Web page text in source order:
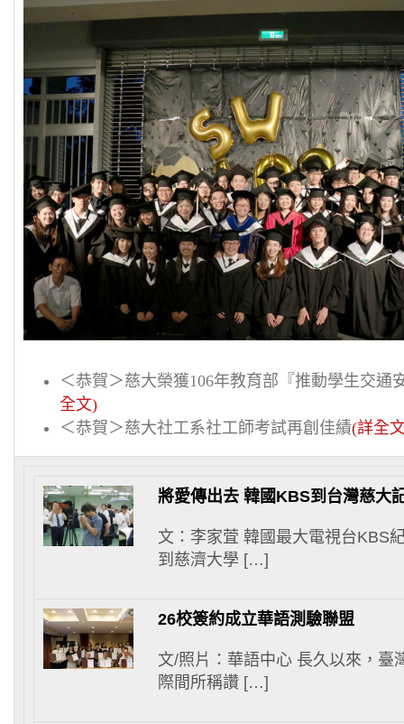
＜恭賀＞慈大榮獲106年教育部『推動學生交通
全文)
＜恭賀＞慈大社工系社工師考試再創佳績(詳全
將愛傳出去 韓國KBS到台灣慈大
文：李家萓 韓國最大電視台KBS
到慈濟大學 […]
26校簽約成立華語測驗聯盟
文/照片：華語中心 長久以來，臺
際間所稱讚 […]